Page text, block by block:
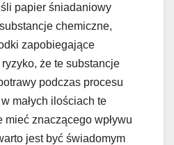
papier śniadaniowy
chemiczne,
zapobiegające
że te substancje
podczas procesu
małych ilościach te
znaczącego wpływu
jest być świadomym